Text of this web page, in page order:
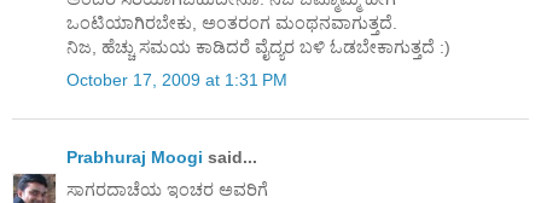
ಒಂಟಿಯಾಗಿರಬೇಕು, ಅಂತರಂಗ ಮಂಥನವಾಗುತ್ತದೆ.
ನಿಜ, ಹೆಚ್ಚು ಸಮಯ ಕಾಡಿದರೆ ವೈದ್ಯರ ಬಳಿ ಓಡಬೇಕಾಗುತ್ತದೆ :)
October 17, 2009 at 1:31 PM
Prabhuraj Moogi said...
ಸಾಗರದಾಚೆಯ ಇಂಚರ ಅವರಿಗೆ